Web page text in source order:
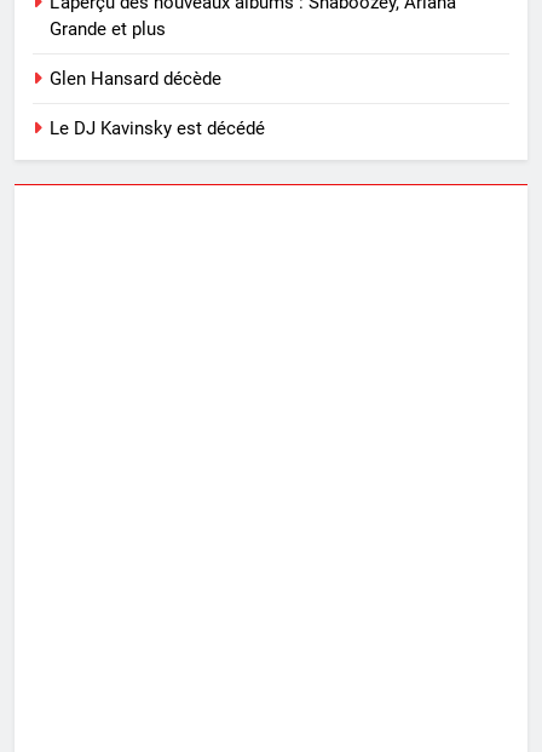
Grande et plus
Glen Hansard décède
Le DJ Kavinsky est décédé